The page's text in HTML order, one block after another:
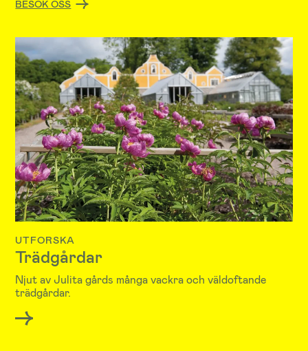
BESÖK OSS
UTFORSKA
Trädgårdar
Njut av Julita gårds många vackra och väldoftande
trädgårdar.